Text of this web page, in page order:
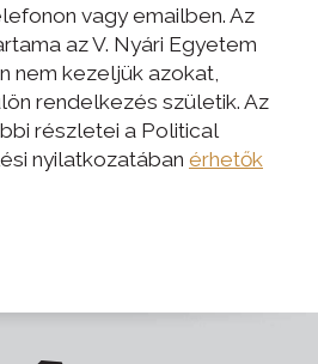
vagy emailben. Az
az V. Nyári Egyetem
nem kezeljük azokat,
rendelkezés születik. Az
részletei a Political
nyilatkozatában érhetők